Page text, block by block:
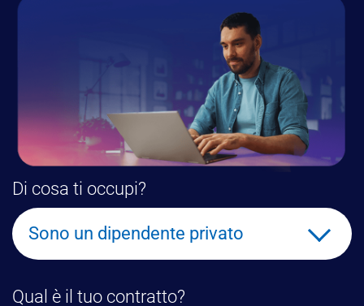
Di cosa ti occupi?
Sono un dipendente privato
Qual è il tuo contratto?